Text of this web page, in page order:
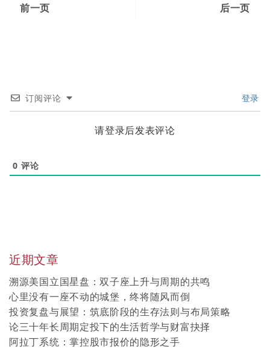
前一页 后一页
订阅评论 登录
请登录后发表评论
0 评论
近期文章
溯源美国立国星盘：双子座上升与周期的共鸣
心里没有一座不动的城堡，终将随风而倒
投资复盘与展望：筑底阶段的生存法则与布局策略
论三十年长周期定投下的生活哲学与财富抉择
阿拉丁系统：掌控股市报价的隐形之手